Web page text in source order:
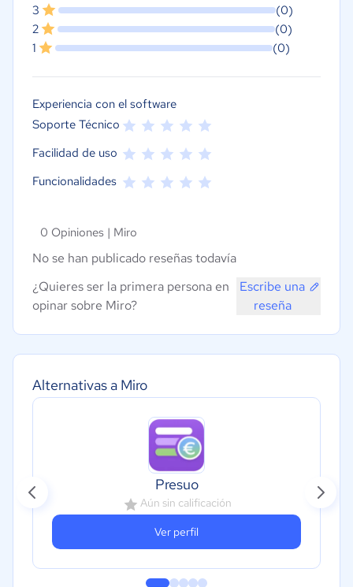
Alternativas a Miro
Presuo
Aún sin calificación
Ver perfil
3
(0)
2
(0)
1
(0)
Experiencia con el software
Soporte Técnico
Facilidad de uso
Funcionalidades
0 Opiniones | Miro
No se han publicado reseñas todavía
¿Quieres ser la primera persona en
opinar sobre Miro?
Escribe una
reseña